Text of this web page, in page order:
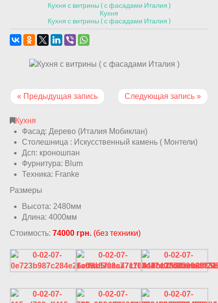
Кухня с витрины ( с фасадами Италия )
Кухня
Кухня с витрины ( с фасадами Италия )
« Предыдущая запись Следующая запись »
Кухня
Фасад: Дерево (Италия Мобиклан)
Столешница : Искусственный камень ( Монтели)
Дсп: кроношпан
Фурнитура: Blum
Техника: Franke
Размеры
Высота: 2480мм
Длина: 4000мм
Стоимость: 74000 грн. (без техники)